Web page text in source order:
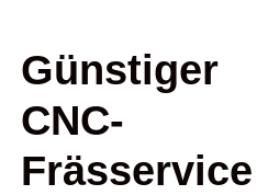
Günstiger
CNC-
Frässervice